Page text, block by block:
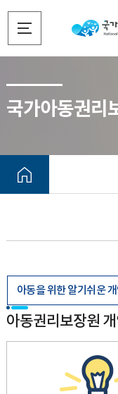
국가아동권리
아동을 위한 알기쉬운
아동권리보장원